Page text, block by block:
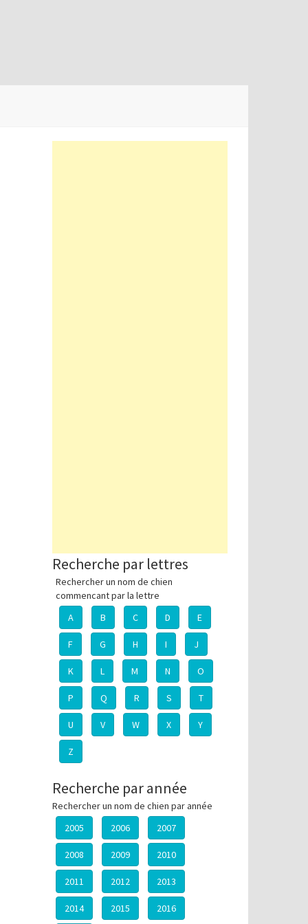
Recherche par lettres
Rechercher un nom de chien
commencant par la lettre
A
B C D E
F G H I J
K L M N O
P Q R S T
U V W X Y
Z
Recherche par année
Rechercher un nom de chien par année
2005
2006 2007
2008 2009 2010
2011 2012 2013
2014 2015 2016